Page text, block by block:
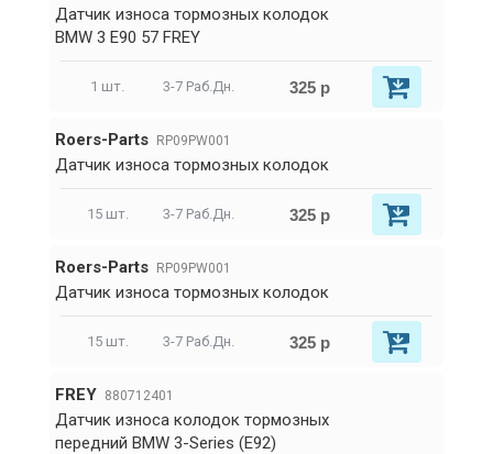
Датчик износа тормозных колодок
BMW 3 E90 57 FREY
1 шт. 3-7 Раб.Дн. 325 р
Roers-Parts RP09PW001
Датчик износа тормозных колодок
15 шт. 3-7 Раб.Дн. 325 р
Roers-Parts RP09PW001
Датчик износа тормозных колодок
15 шт. 3-7 Раб.Дн. 325 р
FREY 880712401
Датчик износа колодок тормозных
передний BMW 3-Series (E92)